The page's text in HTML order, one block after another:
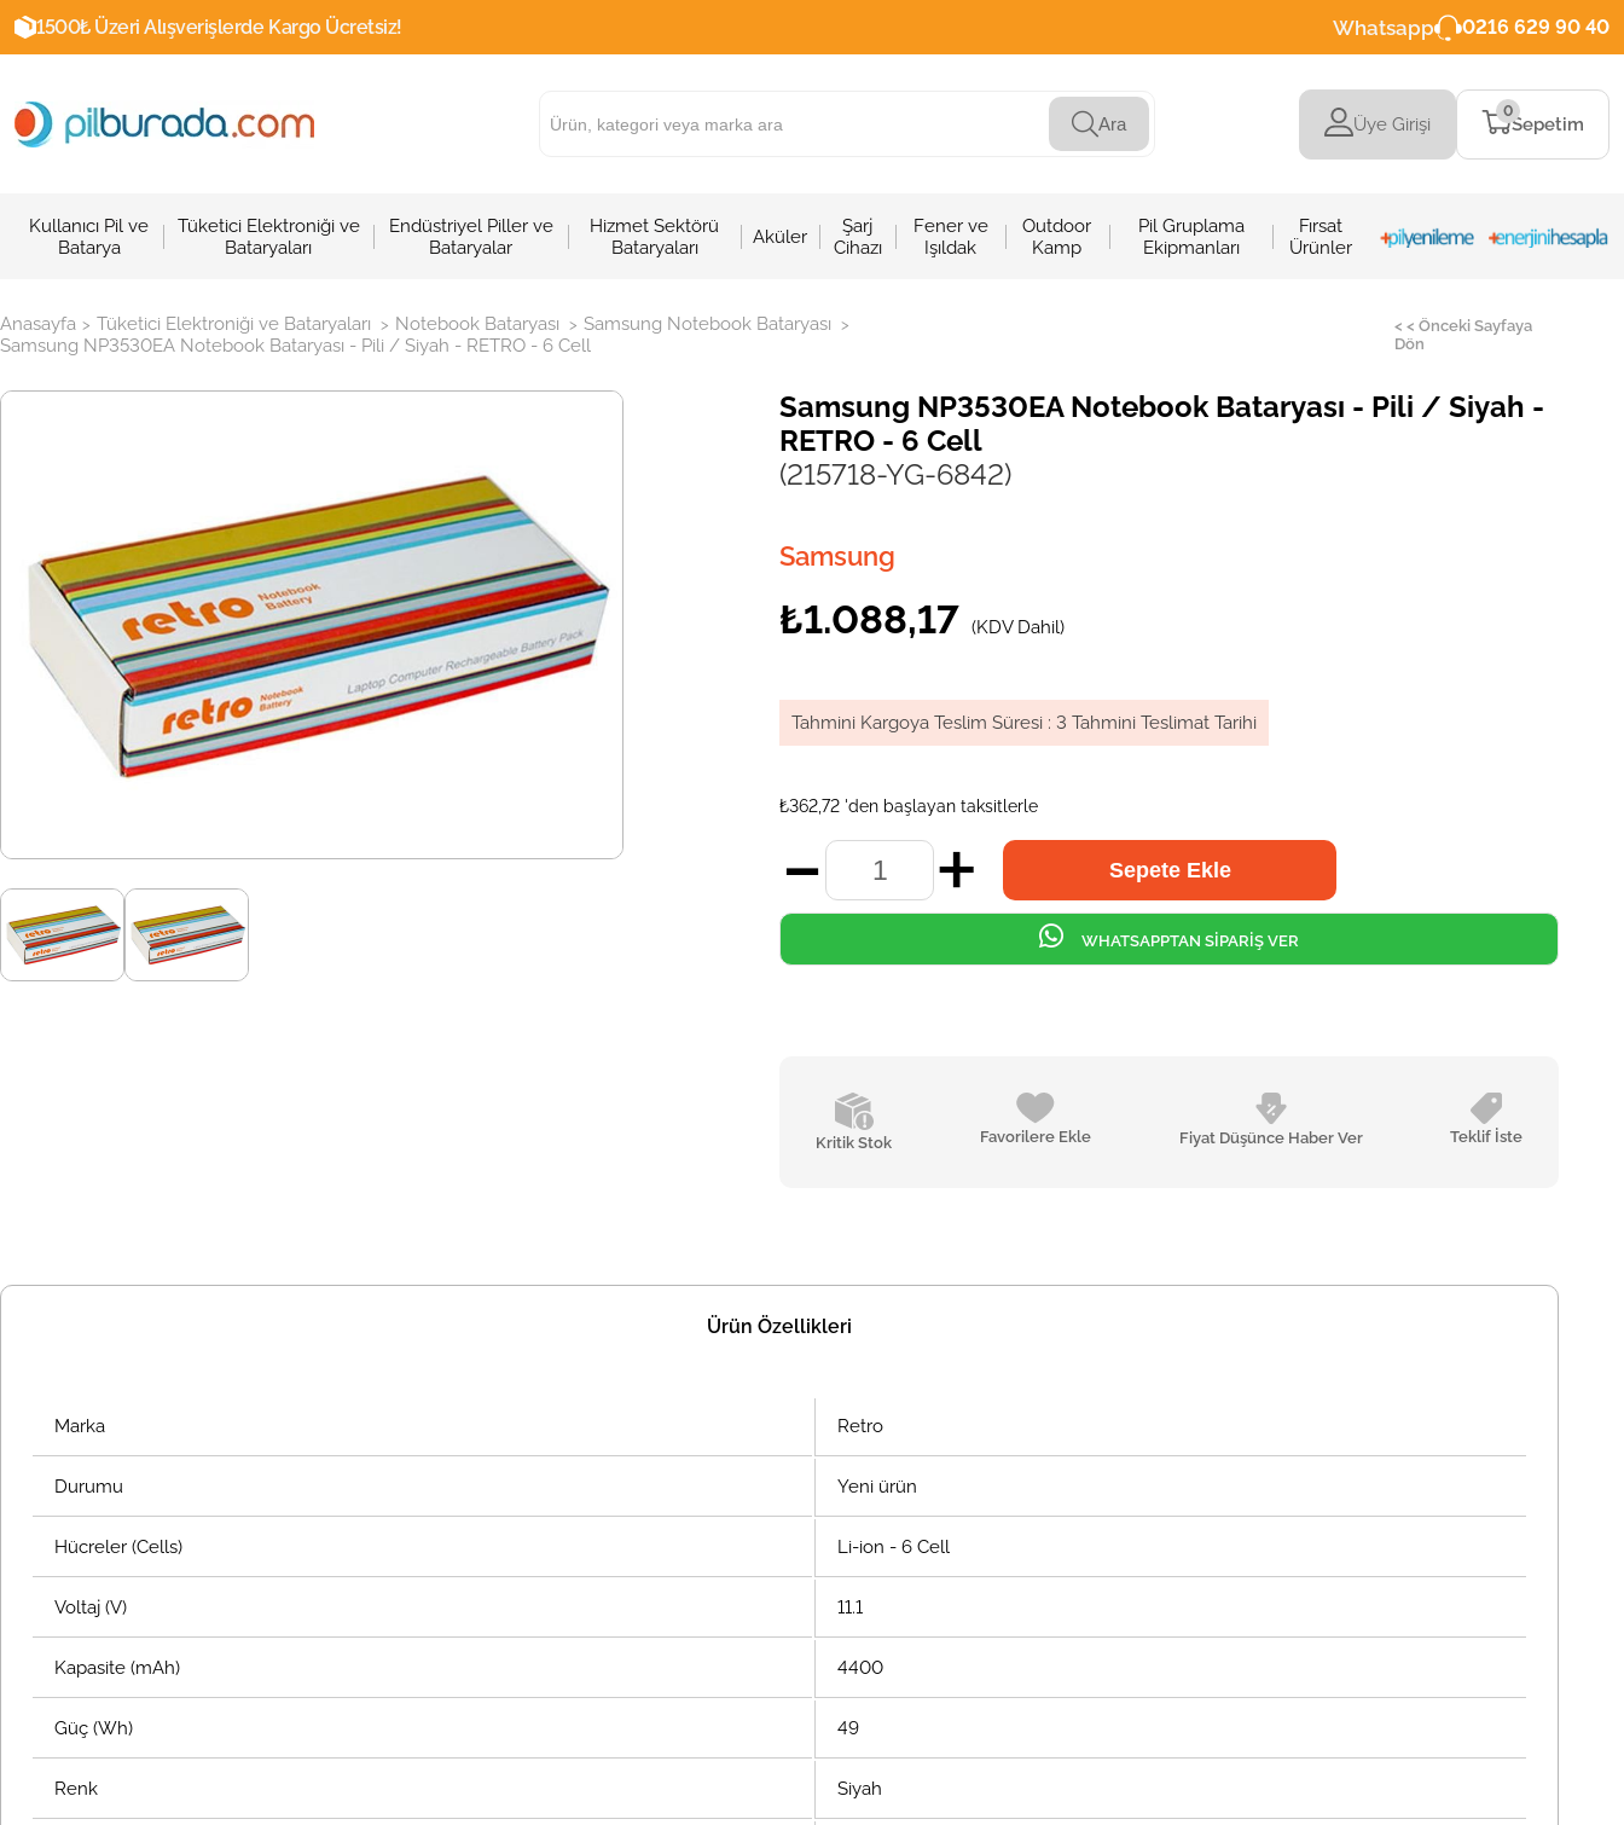
1500₺ Üzeri Alışverişlerde Kargo Ücretsiz! Whatsapp 0216 629 90 40
Ara Üye Girişi Sepetim
0
Kullanıcı Pil ve
Batarya
Tüketici Elektroniği ve
Bataryaları
Endüstriyel Piller ve
Bataryalar
Hizmet Sektörü
Bataryaları
Aküler
Şarj
Cihazı
Fener ve
Işıldak
Outdoor
Kamp
Pil Gruplama
Ekipmanları
Fırsat
Ürünler
Anasayfa > Tüketici Elektroniği ve Bataryaları > Notebook Bataryası > Samsung Notebook Bataryası >
Samsung NP3530EA Notebook Bataryası - Pili / Siyah - RETRO - 6 Cell
< < Önceki Sayfaya
Dön
Samsung NP3530EA Notebook Bataryası - Pili / Siyah -
RETRO - 6 Cell
(215718-YG-6842)
Samsung
₺1.088,17 (KDV Dahil)
Tahmini Kargoya Teslim Süresi : 3 Tahmini Teslimat Tarihi
₺362,72 'den başlayan taksitlerle
Kritik Stok Favorilere Ekle Fiyat Düşünce Haber Ver Teklif İste
WHATSAPPTAN SİPARİŞ VER
Ürün Özellikleri
Marka Retro
Durumu Yeni ürün
Hücreler (Cells) Li-ion - 6 Cell
Voltaj (V) 11.1
Kapasite (mAh) 4400
Güç (Wh) 49
Renk Siyah